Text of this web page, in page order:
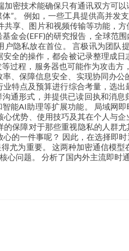
密技术能确保只有通讯双方可
”。 例如，一些工具提供高并
享、图片和视频传输等功能，
金会(EFF)的研究报告，全球范
隐私放在首位。 言极讯为团
全的操作，都会被记录整理成
过程，服务器也可能作为攻击
、保障信息安全、实现协同办
特点及预算进行综合考量，选
通形式，并提供已读回执和消
能AI助理等扩展功能。 局域网
优势、使用技巧及其在个人与
保障对于那些重视隐私的人群
的一件事呢？ 因此，在选择即
为重要。 这两种加密通信模
问题。 分析了国内外主流即时